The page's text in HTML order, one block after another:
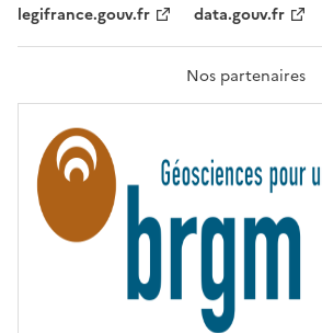
F
A
T
R
T
É
legifrance.gouv.fr
data.gouv.fr
Nos partenaires